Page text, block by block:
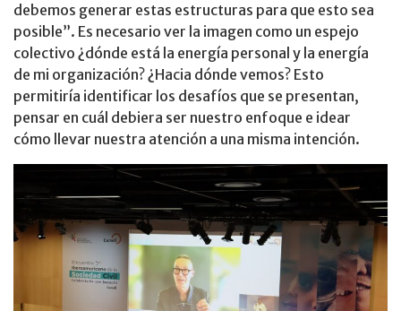
debemos generar estas estructuras para que esto sea
posible”. Es necesario ver la imagen como un espejo
colectivo ¿dónde está la energía personal y la energía
de mi organización? ¿Hacia dónde vemos? Esto
permitiría identificar los desafíos que se presentan,
pensar en cuál debiera ser nuestro enfoque e idear
cómo llevar nuestra atención a una misma intención.